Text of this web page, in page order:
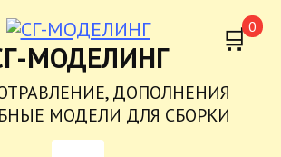
МОДЕЛИНГ
ДОПОЛНЕНИЯ
МОДЕЛИ ДЛЯ СБОРКИ
0